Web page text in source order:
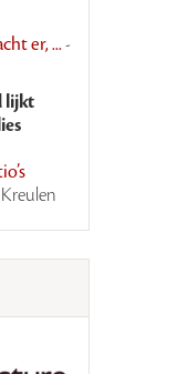
er, ...-
lijkt